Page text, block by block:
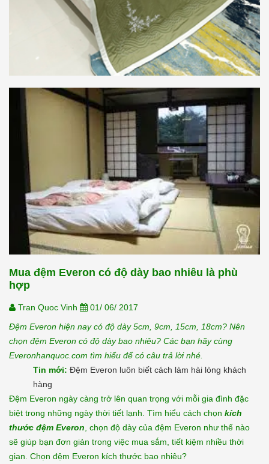
Mua đệm Everon có độ dày bao nhiêu là phù
hợp
Tran Quoc Vinh
01/ 06/ 2017
Đệm Everon hiện nay có độ dày 5cm, 9cm, 15cm, 18cm? Nên
chọn đệm Everon có độ dày bao nhiêu? Các bạn hãy cùng
Everonhanquoc.com tìm hiểu để có câu trả lời nhé.
Tin mới: Đệm Everon luôn biết cách làm hài lòng khách
hàng
Đệm Everon ngày càng trở lên quan trọng với mỗi gia đình đặc
biệt trong những ngày thời tiết lạnh. Tìm hiểu cách chọn kích
thước đệm Everon , chọn độ dày của đệm Everon như thế nào
sẽ giúp bạn đơn giản trong việc mua sắm, tiết kiệm nhiều thời
gian. Chọn đệm Everon kích thước bao nhiêu?